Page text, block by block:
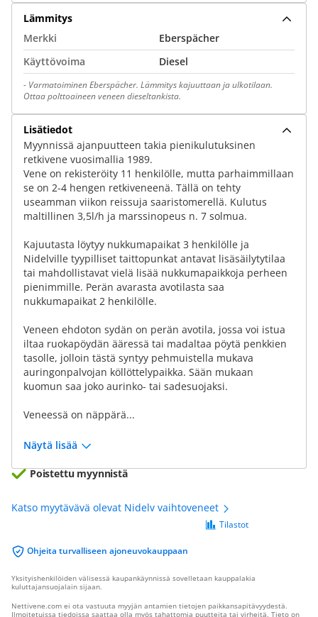
Lämmitys
Merkki
Eberspächer
Käyttövoima
Diesel
- Varmatoiminen Eberspächer. Lämmitys kajuuttaan ja ulkotilaan.
Ottaa polttoaineen veneen dieseltankista.
Lisätiedot
Myynnissä ajanpuutteen takia pienikulutuksinen
retkivene vuosimallia 1989.
Vene on rekisteröity 11 henkilölle, mutta parhaimmillaan
se on 2-4 hengen retkiveneenä. Tällä on tehty
useamman viikon reissuja saaristomerellä. Kulutus
maltillinen 3,5l/h ja marssinopeus n. 7 solmua.
Kajuutasta löytyy nukkumapaikat 3 henkilölle ja
Nidelville tyypilliset taittopunkat antavat lisäsäilytytilaa
tai mahdollistavat vielä lisää nukkumapaikkoja perheen
pienimmille. Perän avarasta avotilasta saa
nukkumapaikat 2 henkilölle.
Veneen ehdoton sydän on perän avotila, jossa voi istua
iltaa ruokapöydän ääressä tai madaltaa pöytä penkkien
tasolle, jolloin tästä syntyy pehmuistella mukava
auringonpalvojan köllöttelypaikka. Sään mukaan
kuomun saa joko aurinko- tai sadesuojaksi.
Veneessä on näppärä...
Näytä lisää
Poistettu myynnistä
Katso myytävävä olevat Nidelv vaihtoveneet
Ohjeita turvalliseen ajoneuvokauppaan
Tilastot
Yksityishenkilöiden välisessä kaupankäynnissä sovelletaan kauppalakia
kuluttajansuojalain sijaan.
Nettivene.com ei ota vastuuta myyjän antamien tietojen paikkansapitävyydestä.
Ilmoitetuissa tiedoissa saattaa olla myös tahattomia puutteita tai virheitä. Tieto on